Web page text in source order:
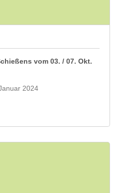
vom 03. / 07. Okt.
2024